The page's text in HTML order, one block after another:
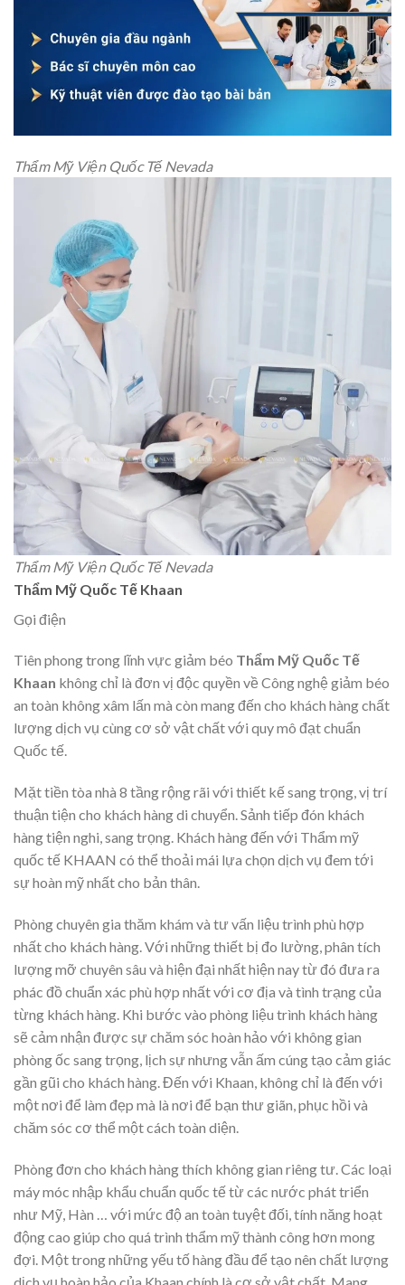
Thẩm Mỹ Viện Quốc Tế Nevada
Thẩm Mỹ Viện Quốc Tế Nevada
Thẩm Mỹ Quốc Tế Khaan
Gọi điện
Tiên phong trong lĩnh vực giảm béo Thẩm Mỹ Quốc Tế
Khaan không chỉ là đơn vị độc quyền về Công nghệ giảm béo
an toàn không xâm lấn mà còn mang đến cho khách hàng chất
lượng dịch vụ cùng cơ sở vật chất với quy mô đạt chuẩn
Quốc tế.
Mặt tiền tòa nhà 8 tầng rộng rãi với thiết kế sang trọng, vị trí
thuận tiện cho khách hàng di chuyển. Sảnh tiếp đón khách
hàng tiện nghi, sang trọng. Khách hàng đến với Thẩm mỹ
quốc tế KHAAN có thể thoải mái lựa chọn dịch vụ đem tới
sự hoàn mỹ nhất cho bản thân.
Phòng chuyên gia thăm khám và tư vấn liệu trình phù hợp
nhất cho khách hàng. Với những thiết bị đo lường, phân tích
lượng mỡ chuyên sâu và hiện đại nhất hiện nay từ đó đưa ra
phác đồ chuẩn xác phù hợp nhất với cơ địa và tình trạng của
từng khách hàng. Khi bước vào phòng liệu trình khách hàng
sẽ cảm nhận được sự chăm sóc hoàn hảo với không gian
phòng ốc sang trọng, lịch sự nhưng vẫn ấm cúng tạo cảm giác
gần gũi cho khách hàng. Đến với Khaan, không chỉ là đến với
một nơi để làm đẹp mà là nơi để bạn thư giãn, phục hồi và
chăm sóc cơ thể một cách toàn diện.
Phòng đơn cho khách hàng thích không gian riêng tư. Các loại
máy móc nhập khẩu chuẩn quốc tế từ các nước phát triển
như Mỹ, Hàn … với mức độ an toàn tuyệt đối, tính năng hoạt
động cao giúp cho quá trình thẩm mỹ thành công hơn mong
đợi. Một trong những yếu tố hàng đầu để tạo nên chất lượng